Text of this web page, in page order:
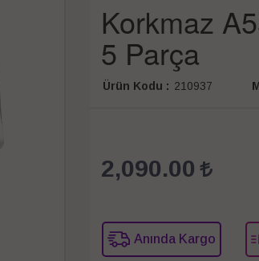
Korkmaz
5 Parça
Ürün Kodu : 210937
2,090.00
Anında Kargo